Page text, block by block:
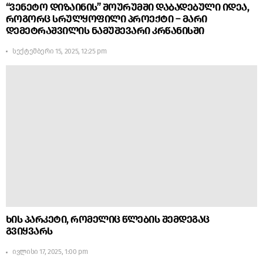
“ვენეტო დიზაინის” შოურუმში დაბადებული იდეა,
როგორც სრულყოფილი პროექტი – მარი
დემეტრაშვილის ნამუშევარი კრწანისში
სექტემბერი 15, 2025, 12:25 pm
ხის პარკეტი, რომელიც წლების შემდეგაც
გვიყვარს
ივლისი 17, 2025, 1:00 pm